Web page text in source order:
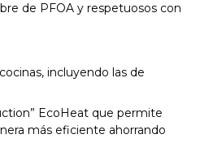
de PFOA y respetuosos con
incluyendo las de
EcoHeat que permite
más eficiente ahorrando